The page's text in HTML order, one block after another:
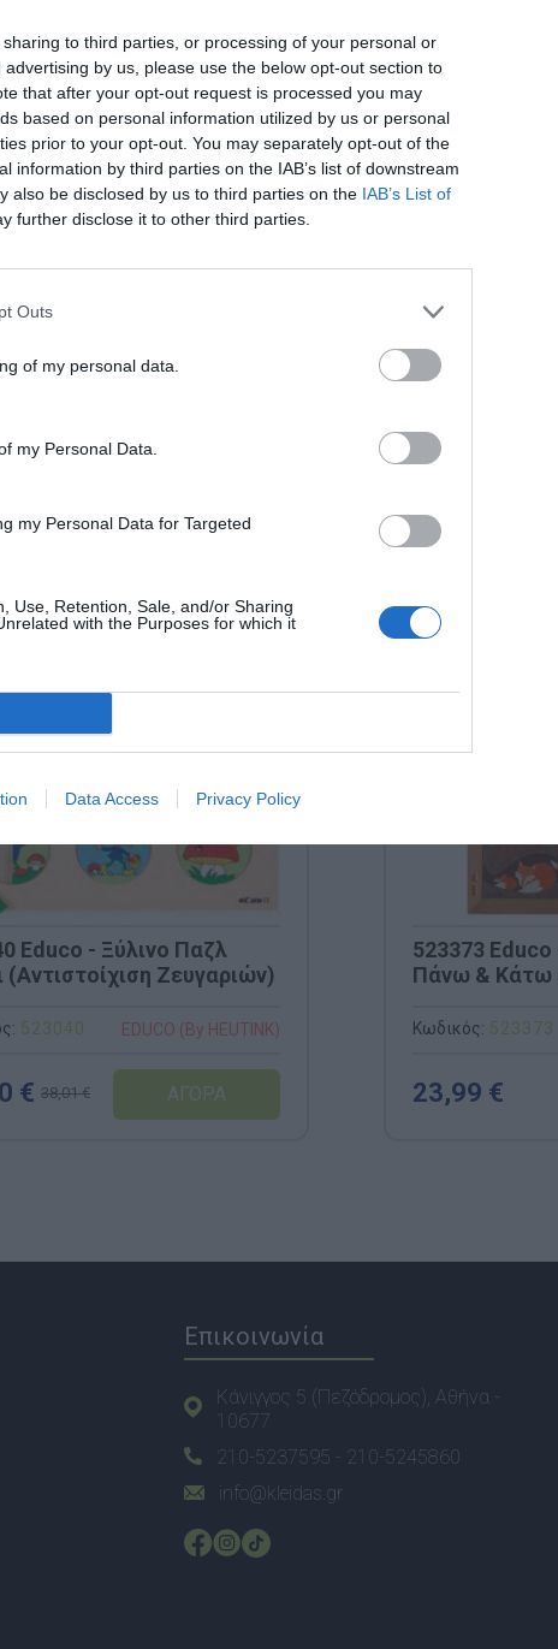
to third parties, or processing of your personal or
by us, please use the below opt-out section to
that after your opt-out request is processed you may
based on personal information utilized by us or personal
prior to your opt-out. You may separately opt-out of the
information by third parties on the IAB’s list of downstream
also be disclosed by us to third parties on the IAB’s List of
further disclose it to other third parties.
Outs
of my personal data.
my Personal Data.
my Personal Data for Targeted
Use, Retention, Sale, and/or Sharing
with the Purposes for which it
Data Access Privacy Policy
4+
Educo - Ξύλινο Παζλ
(Αντιστοίχιση Ζευγαριών)
523040 EDUCO (By HEUTINK)
€ 38,01 €
523373
Πάνω & Κάτω
Κωδικός: 523373
23,99 €
Επικοινωνία
Κάνιγγος 5 (Πεζόδρομος), Αθήνα -
10677
210-5237595 - 210-5245860
info@kleidas.gr